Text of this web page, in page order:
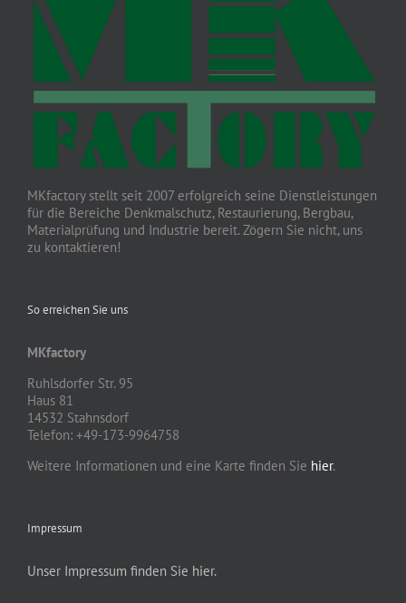
MKfactory stellt seit 2007 erfolgreich seine Dienstleistungen
für die Bereiche Denkmalschutz, Restaurierung, Bergbau,
Materialprüfung und Industrie bereit. Zögern Sie nicht, uns
zu kontaktieren!
So erreichen Sie uns
MKfactory
Ruhlsdorfer Str. 95
Haus 81
14532 Stahnsdorf
Telefon: +49-173-9964758
Weitere Informationen und eine Karte finden Sie hier.
Impressum
Unser Impressum finden Sie hier.